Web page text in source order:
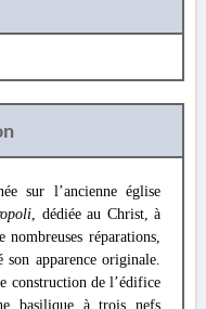
sur l’ancienne église
, dédiée au Christ, à
réparations,
son apparence originale.
construction de l’édifice
basilique à trois nefs